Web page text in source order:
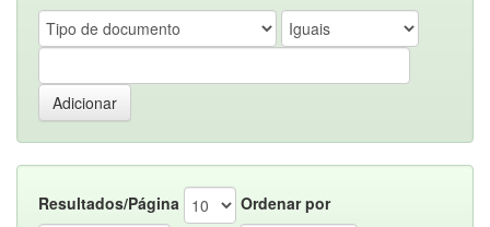
Resultados/Página
Ordenar por